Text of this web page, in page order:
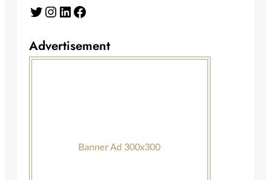
Twitter Instagram LinkedIn Facebook
Advertisement